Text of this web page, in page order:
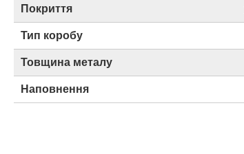
Покриття
Тип коробу
Товщина металу
Наповнення